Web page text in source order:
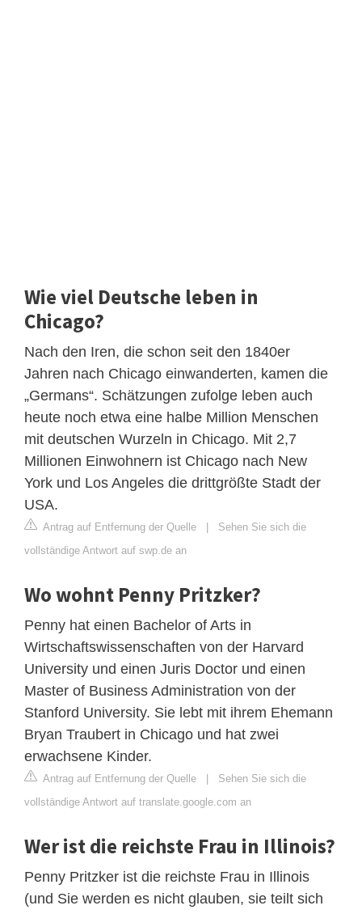
Wie viel Deutsche leben in
Chicago?
Nach den Iren, die schon seit den 1840er
Jahren nach Chicago einwanderten, kamen die
„Germans“. Schätzungen zufolge leben auch
heute noch etwa eine halbe Million Menschen
mit deutschen Wurzeln in Chicago. Mit 2,7
Millionen Einwohnern ist Chicago nach New
York und Los Angeles die drittgrößte Stadt der
USA.
Antrag auf Entfernung der Quelle | Sehen Sie sich die
vollständige Antwort auf swp.de an
Wo wohnt Penny Pritzker?
Penny hat einen Bachelor of Arts in
Wirtschaftswissenschaften von der Harvard
University und einen Juris Doctor und einen
Master of Business Administration von der
Stanford University. Sie lebt mit ihrem Ehemann
Bryan Traubert in Chicago und hat zwei
erwachsene Kinder.
Antrag auf Entfernung der Quelle | Sehen Sie sich die
vollständige Antwort auf translate.google.com an
Wer ist die reichste Frau in Illinois?
Penny Pritzker ist die reichste Frau in Illinois
(und Sie werden es nicht glauben, sie teilt sich